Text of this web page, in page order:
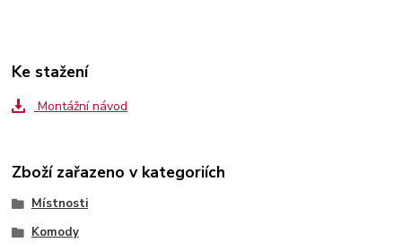
Ke stažení
Montážní návod
Zboží zařazeno v kategoriích
Místnosti
Komody